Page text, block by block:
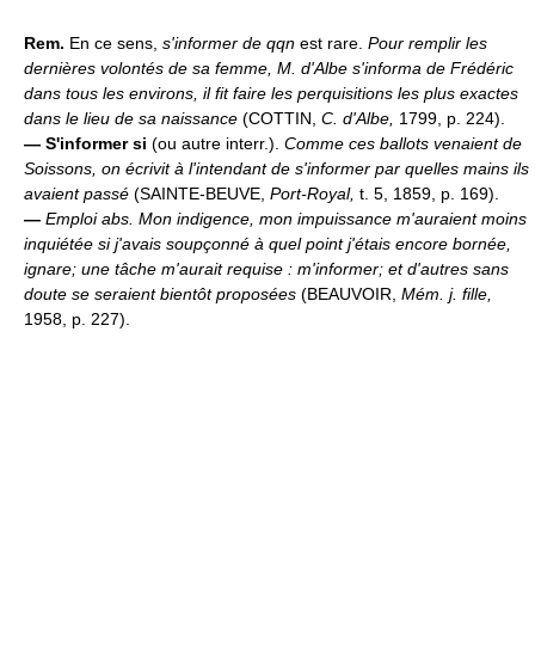
Rem. En ce sens, s'informer de qqn est rare. Pour remplir les
dernières volontés de sa femme, M. d'Albe s'informa de Frédéric
dans tous les environs, il fit faire les perquisitions les plus exactes
dans le lieu de sa naissance (COTTIN, C. d'Albe, 1799, p. 224).
— S'informer si (ou autre interr.). Comme ces ballots venaient de
Soissons, on écrivit à l'intendant de s'informer par quelles mains ils
avaient passé (SAINTE-BEUVE, Port-Royal, t. 5, 1859, p. 169).
— Emploi abs. Mon indigence, mon impuissance m'auraient moins
inquiétée si j'avais soupçonné à quel point j'étais encore bornée,
ignare; une tâche m'aurait requise : m'informer; et d'autres sans
doute se seraient bientôt proposées (BEAUVOIR, Mém. j. fille,
1958, p. 227).